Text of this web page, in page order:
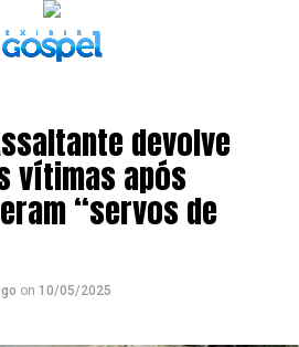
devolve
vítimas após
“servos de
on 10/05/2025